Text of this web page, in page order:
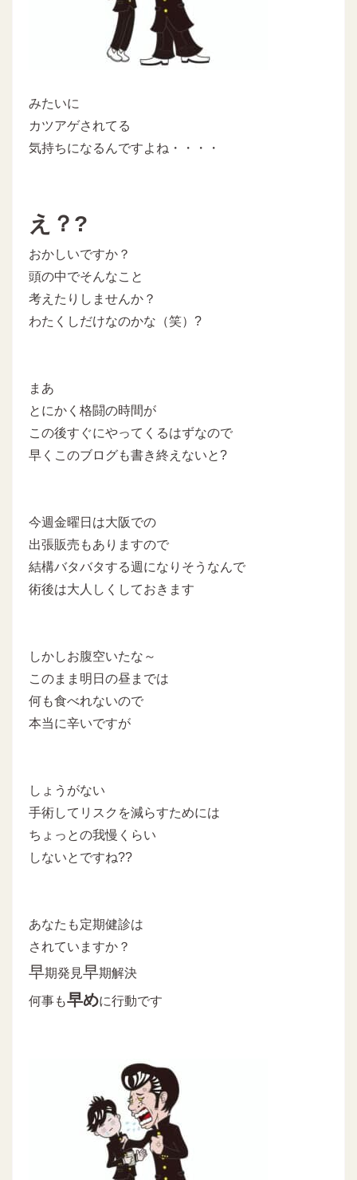
みたいに
カツアゲされてる
気持ちになるんですよね・・・・
え？?
おかしいですか？
頭の中でそんなこと
考えたりしませんか？
わたくしだけなのかな（笑）?
まあ
とにかく格闘の時間が
この後すぐにやってくるはずなので
早くこのブログも書き終えないと?
今週金曜日は大阪での
出張販売もありますので
結構バタバタする週になりそうなんで
術後は大人しくしておきます
しかしお腹空いたな～
このまま明日の昼までは
何も食べれないので
本当に辛いですが
しょうがない
手術してリスクを減らすためには
ちょっとの我慢くらい
しないとですね??
あなたも定期健診は
されていますか？
早期発見早期解決
何事も早めに行動です